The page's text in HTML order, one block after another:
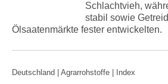
Schlachtvieh,
stabil sowie
Ölsaatenmärkte fester entwickelten.
Deutschland | Agrarrohstoffe | Index